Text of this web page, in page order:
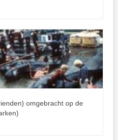
omgebracht op de